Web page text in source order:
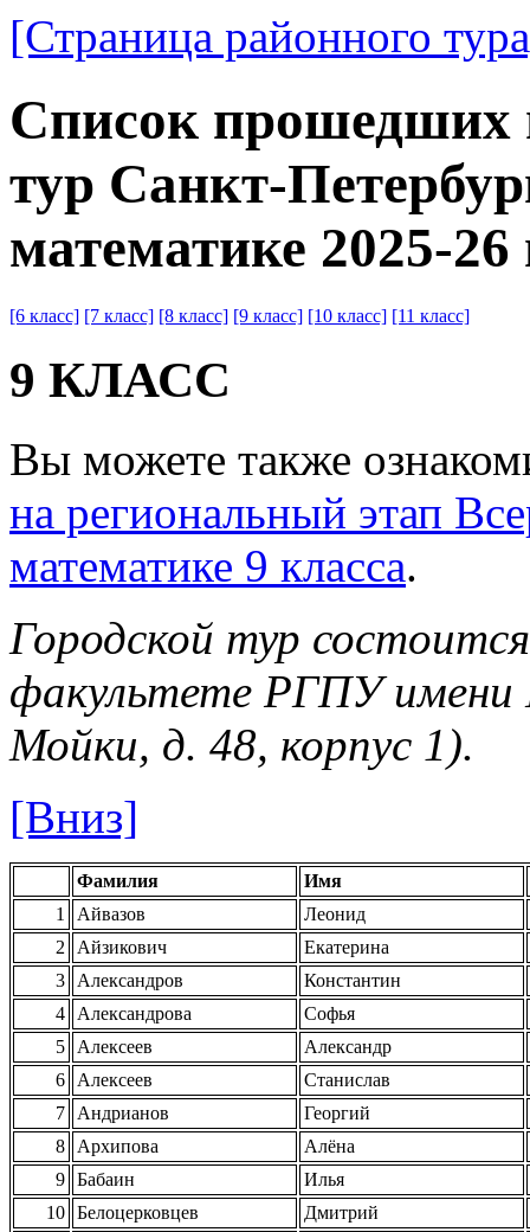
[Страница районного
Список прошедших
тур Санкт-
математике 2025-26
[6 класс] [7 класс] [8 класс] [9 класс] [10 класс] [11 класс]
9 КЛАСС
Вы можете также
на региональный этап
математике 9 класса.
Городской тур
факультете РГПУ имени
Мойки, д. 48, корпус 1).
[Вниз]
Фамилия
Имя
1
Айвазов
Леонид
2
Айзикович
Екатерина
3
Александров
Константин
4
Александрова
Софья
5
Алексеев
Александр
6
Алексеев
Станислав
7
Андрианов
Георгий
8
Архипова
Алёна
9 Бабаин
Илья
10 Белоцерковцев
Дмитрий